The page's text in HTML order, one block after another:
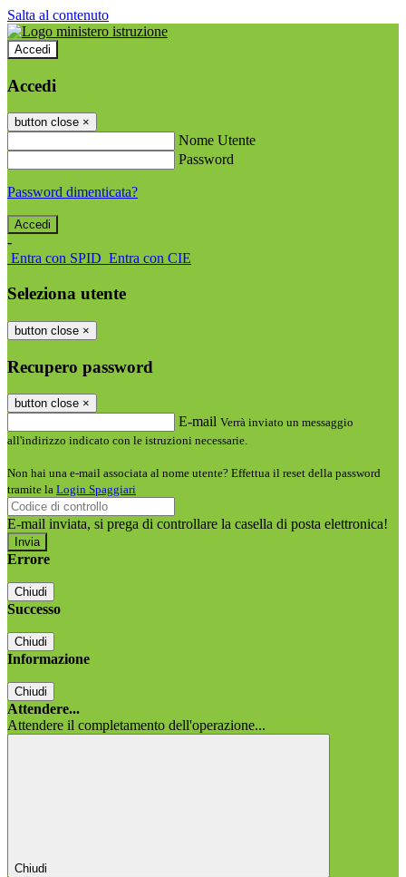
Salta al contenuto
Accedi
Accedi
button close ×
Nome Utente
Password
Password dimenticata?
-
Entra con SPID Entra con CIE
Seleziona utente
button close ×
Recupero password
button close ×
E-mail Verrà inviato un messaggio
all'indirizzo indicato con le istruzioni necessarie.
Non hai una e-mail associata al nome utente? Effettua il reset della password
tramite la Login Spaggiari
E-mail inviata, si prega di controllare la casella di posta elettronica!
Errore
Chiudi
Successo
Chiudi
Informazione
Chiudi
Attendere...
Attendere il completamento dell'operazione...
Chiudi